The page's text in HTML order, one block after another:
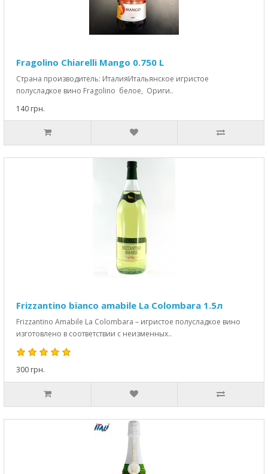
Fragolino Chiarelli Mango 0.750 L
Страна производитель: ИталияИтальянское игристое
полусладкое вино Fragolino белое, Ориги..
140 грн.
Frizzantino bianco amabile La Colombara 1.5л
Frizzantino Amabile La Colombara – игристое полусладкое вино
изготовлено в соответствии с неизменных..
300 грн.